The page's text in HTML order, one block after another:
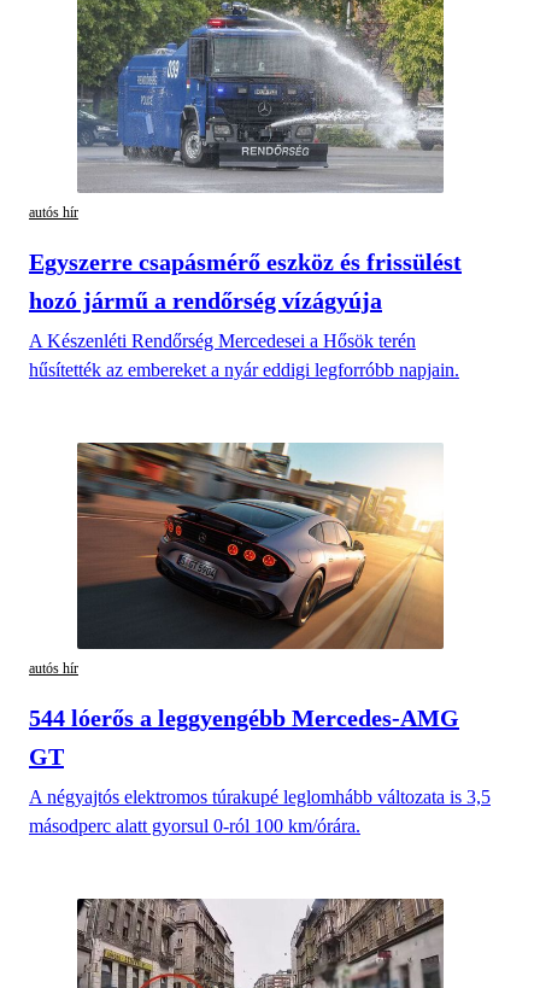
autós hír
Egyszerre csapásmérő eszköz és frissülést
hozó jármű a rendőrség vízágyúja
A Készenléti Rendőrség Mercedesei a Hősök terén
hűsítették az embereket a nyár eddigi legforróbb napjain.
autós hír
544 lóerős a leggyengébb Mercedes-AMG
GT
A négyajtós elektromos túrakupé leglomhább változata is 3,5
másodperc alatt gyorsul 0-ról 100 km/órára.